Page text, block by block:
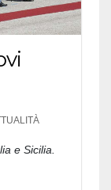
e Sicilia.